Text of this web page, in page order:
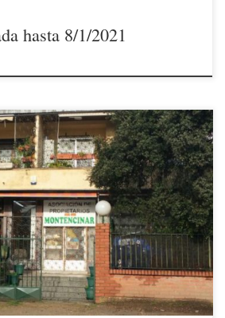
hasta 8/1/2021
para agradecer en nuestro nombre y en
las muestras de solidaridad y apoyo que
que, sin ser socios, han solicitado
a nuestra causa de llevar adelante
contencioso-administrativo al Proyecto